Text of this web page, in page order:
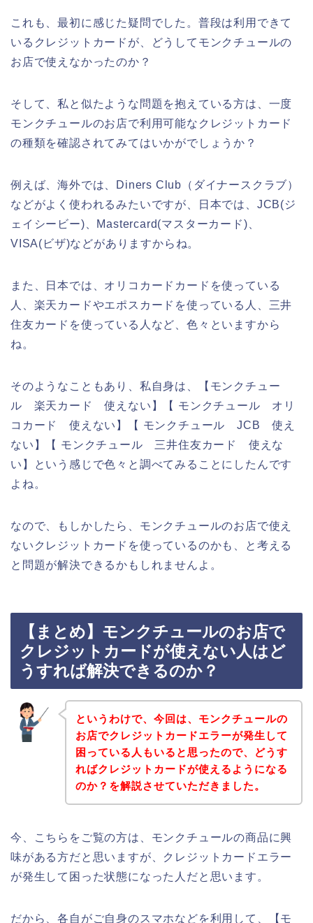
これも、最初に感じた疑問でした。普段は利用できて
いるクレジットカードが、どうしてモンクチュールの
お店で使えなかったのか？
そして、私と似たような問題を抱えている方は、一度
モンクチュールのお店で利用可能なクレジットカード
の種類を確認されてみてはいかがでしょうか？
例えば、海外では、Diners Club（ダイナースクラブ）
などがよく使われるみたいですが、日本では、JCB(ジ
ェイシービー)、Mastercard(マスターカード)、
VISA(ビザ)などがありますからね。
また、日本では、オリコカードカードを使っている
人、楽天カードやエポスカードを使っている人、三井
住友カードを使っている人など、色々といますから
ね。
そのようなこともあり、私自身は、【モンクチュー
ル 楽天カード 使えない】【 モンクチュール オリ
コカード 使えない】【 モンクチュール JCB 使え
ない】【 モンクチュール 三井住友カード 使えな
い】という感じで色々と調べてみることにしたんです
よね。
なので、もしかしたら、モンクチュールのお店で使え
ないクレジットカードを使っているのかも、と考える
と問題が解決できるかもしれませんよ。
【まとめ】モンクチュールのお店で
クレジットカードが使えない人はど
うすれば解決できるのか？
というわけで、今回は、モンクチュールの
お店でクレジットカードエラーが発生して
困っている人もいると思ったので、どうす
ればクレジットカードが使えるようになる
のか？を解説させていただきました。
今、こちらをご覧の方は、モンクチュールの商品に興
味がある方だと思いますが、クレジットカードエラー
が発生して困った状態になった人だと思います。
だから、各自がご自身のスマホなどを利用して、【モ